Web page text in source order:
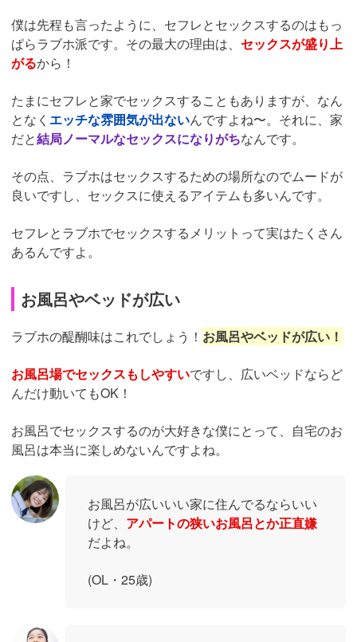
僕は先程も言ったように、セフレとセックスするのはもっ
ぱらラブホ派です。その最大の理由は、 セックスが盛り上
がるから！
たまにセフレと家でセックスすることもありますが、なん
となく エッチな雰囲気が出ないんですよね〜。それに、家
だと結局ノーマルなセックスになりがちなんです。
その点、ラブホはセックスするための場所なのでムードが
良いですし、セックスに使えるアイテムも多いんです。
セフレとラブホでセックスするメリットって実はたくさん
あるんですよ。
お風呂やベッドが広い
ラブホの醍醐味はこれでしょう！ お風呂やベッドが広い！
お風呂場でセックスもしやすいですし、広いベッドならど
んだけ動いてもOK！
お風呂でセックスするのが大好きな僕にとって、自宅のお
風呂は本当に楽しめないんですよね。
お風呂が広いいい家に住んでるならいい
けど、 アパートの狭いお風呂とか正直嫌
だよね。
(OL・25歳)